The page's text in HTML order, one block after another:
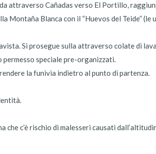
attraverso Cañadas verso El Portillo,
Blanca con il “Huevos del Teide” (le
Si prosegue sulla attraverso colate di
speciale pre-organizzati.
la funivia indietro al punto di partenza.
c’è rischio di malesseri causati